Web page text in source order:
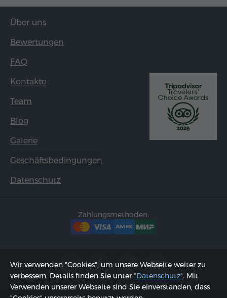
Über uns
Bewertungen
FAQ
Kontakte
Team
Blog
Galerie
Geschäftsbedingungen
Datenschutz
Zahlungsmethoden:
Wir verwenden "Cookies", um unsere Webseite weiter zu
verbessern. Details finden Sie unter"Datenschutz". Mit
Verwenden unserer Webseite sind Sie einverstanden, dass